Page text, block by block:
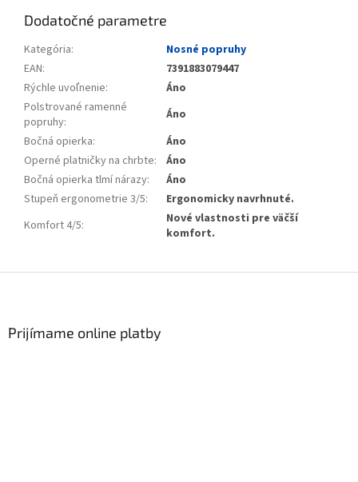
Dodatočné parametre
Kategória:
Nosné popruhy
EAN:
7391883079447
Rýchle uvoľnenie:
Áno
Polstrované ramenné
popruhy:
Áno
Bočná opierka:
Áno
Operné platničky na chrbte:
Áno
Bočná opierka tlmí nárazy:
Áno
Stupeň ergonometrie 3/5:
Ergonomicky navrhnuté.
Komfort 4/5:
Nové vlastnosti pre väčší
komfort.
Prijímame online platby